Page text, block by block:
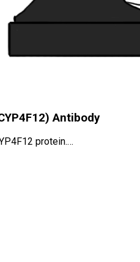
Antibody
protein.…